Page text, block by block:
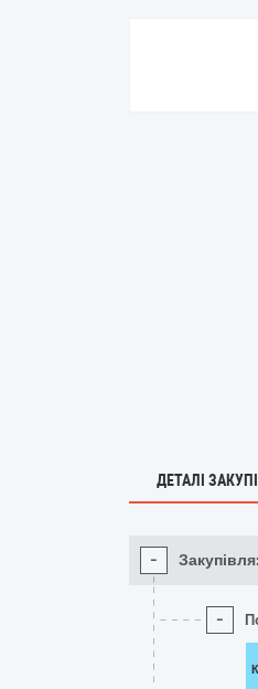
ДЕТАЛІ
- Закупівля:
-